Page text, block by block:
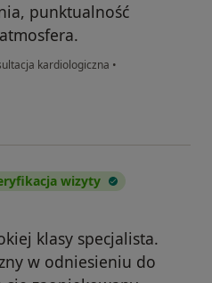
punktualność
kardiologiczna •
wizyty
klasy specjalista.
w odniesieniu do